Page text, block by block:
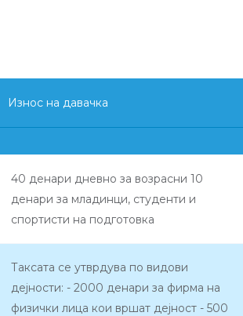
Износ на давачка
40 денари дневно за возрасни 10
денари за младинци, студенти и
спортисти на подготовка
Таксата се утврдува по видови
дејности: - 2000 денари за фирма на
физички лица кои вршат дејност - 500